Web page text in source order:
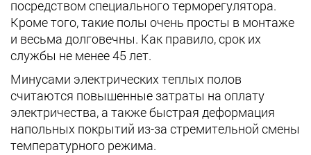
посредством специального терморегулятора.
Кроме того, такие полы очень просты в монтаже
и весьма долговечны. Как правило, срок их
службы не менее 45 лет.
Минусами электрических теплых полов
считаются повышенные затраты на оплату
электричества, а также быстрая деформация
напольных покрытий из-за стремительной смены
температурного режима.